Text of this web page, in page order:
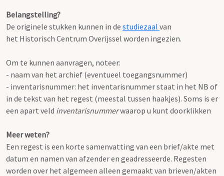
Belangstelling?
De originele stukken kunnen in de studiezaal van
het Historisch Centrum Overijssel worden ingezien.
Om te kunnen aanvragen, noteer:
- naam van het archief (eventueel toegangsnummer)
- inventarisnummer: het inventarisnummer staat in het NB of
in de tekst van het regest (meestal tussen haakjes). Soms is er
een apart veld inventarisnummerwaarop u kunt doorklikken
Meer weten?
Een regest is een korte samenvatting van een brief/akte met
datum en namen van afzender en geadresseerde. Regesten
worden over het algemeen alleen gemaakt van brieven/akten